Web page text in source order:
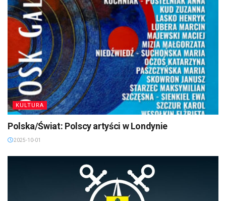
KULTURA
Polska/Świat: Polscy artyści w Londynie
2025-10-01